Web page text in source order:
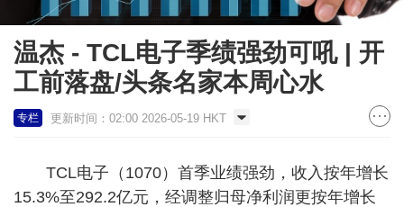
温杰 - TCL电子季绩强劲可吼 | 开
工前落盘/头条名家本周心水
专栏 更新时间：02:00 2026-05-19 HKT
TCL电子（1070）首季业绩强劲，收入按年增长
15.3%至292.2亿元，经调整归母净利润更按年增长